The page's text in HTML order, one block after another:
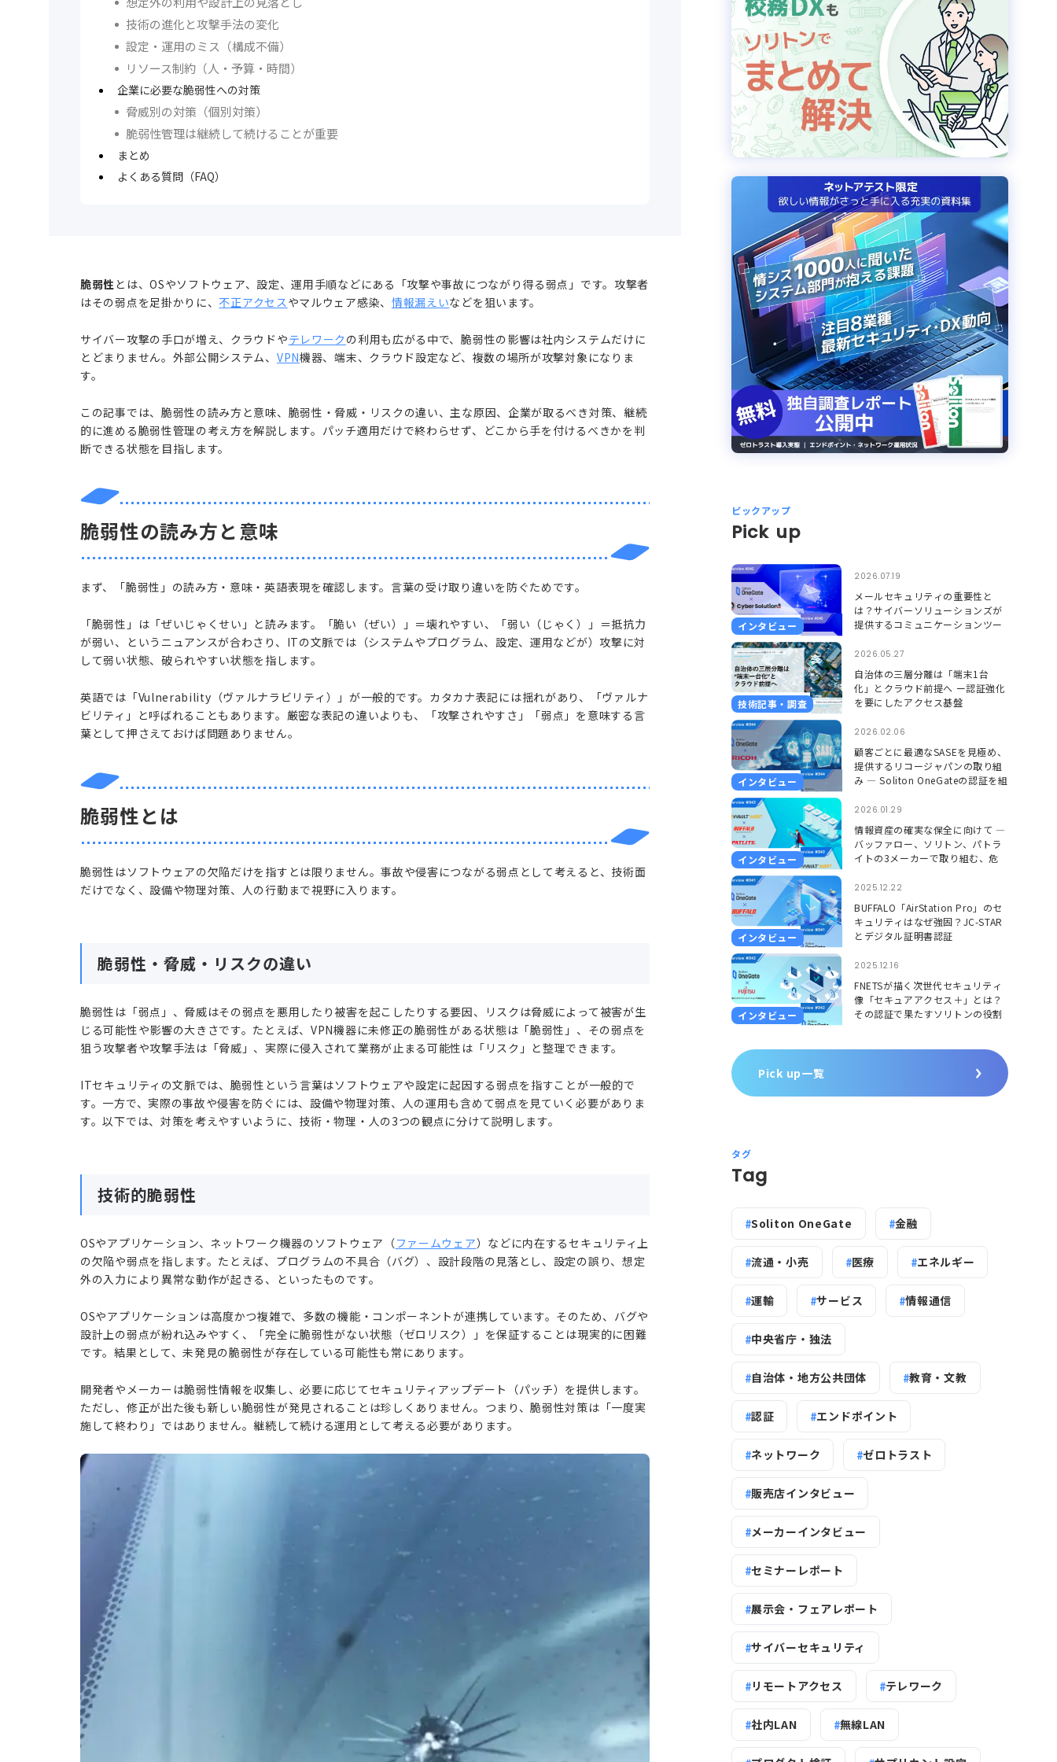
技術の進化と攻撃手法の変化
設定・運用のミス（構成不備）
リソース制約（人・予算・時間）
企業に必要な脆弱性への対策
脅威別の対策（個別対策）
脆弱性管理は継続して続けることが重要
まとめ
よくある質問（FAQ）
脆弱性とは、OSやソフトウェア、設定、運用手順などにある「攻撃や事故につながり得る弱点」です。攻撃者
はその弱点を足掛かりに、不正アクセスやマルウェア感染、 情報漏えいなどを狙います。
サイバー攻撃の手口が増え、クラウドやテレワーク の利用も広がる中で、脆弱性の影響は社内システムだけに
とどまりません。外部公開システム、 VPN機器、端末、クラウド設定など、複数の場所が攻撃対象になりま
す。
この記事では、脆弱性の読み方と意味、脆弱性・脅威・リスクの違い、主な原因、企業が取るべき対策、継続
的に進める脆弱性管理の考え方を解説します。パッチ適用だけで終わらせず、どこから手を付けるべきかを判
断できる状態を目指します。
脆弱性の読み方と意味
まず、「脆弱性」の読み方・意味・英語表現を確認します。言葉の受け取り違いを防ぐためです。
「脆弱性」は「ぜいじゃくせい」と読みます。「脆い（ぜい）」＝壊れやすい、「弱い（じゃく）」＝抵抗力
が弱い、というニュアンスが合わさり、ITの文脈では（システムやプログラム、設定、運用などが）攻撃に対
して弱い状態、破られやすい状態を指します。
英語では「Vulnerability（ヴァルナラビリティ）」が一般的です。カタカナ表記には揺れがあり、「ヴァルナ
ビリティ」と呼ばれることもあります。厳密な表記の違いよりも、「攻撃されやすさ」「弱点」を意味する言
葉として押さえておけば問題ありません。
脆弱性とは
脆弱性はソフトウェアの欠陥だけを指すとは限りません。事故や侵害につながる弱点として考えると、技術面
だけでなく、設備や物理対策、人の行動まで視野に入ります。
脆弱性・脅威・リスクの違い
脆弱性は「弱点」、脅威はその弱点を悪用したり被害を起こしたりする要因、リスクは脅威によって被害が生
じる可能性や影響の大きさです。たとえば、VPN機器に未修正の脆弱性がある状態は「脆弱性」、その弱点を
狙う攻撃者や攻撃手法は「脅威」、実際に侵入されて業務が止まる可能性は「リスク」と整理できます。
ITセキュリティの文脈では、脆弱性という言葉はソフトウェアや設定に起因する弱点を指すことが一般的で
す。一方で、実際の事故や侵害を防ぐには、設備や物理対策、人の運用も含めて弱点を見ていく必要がありま
す。以下では、対策を考えやすいように、技術・物理・人の3つの観点に分けて説明します。
技術的脆弱性
OSやアプリケーション、ネットワーク機器のソフトウェア（ファームウェア）などに内在するセキュリティ上
の欠陥や弱点を指します。たとえば、プログラムの不具合（バグ）、設計段階の見落とし、設定の誤り、想定
外の入力により異常な動作が起きる、といったものです。
OSやアプリケーションは高度かつ複雑で、多数の機能・コンポーネントが連携しています。そのため、バグや
設計上の弱点が紛れ込みやすく、「完全に脆弱性がない状態（ゼロリスク）」を保証することは現実的に困難
です。結果として、未発見の脆弱性が存在している可能性も常にあります。
開発者やメーカーは脆弱性情報を収集し、必要に応じてセキュリティアップデート（パッチ）を提供します。
ただし、修正が出た後も新しい脆弱性が発見されることは珍しくありません。つまり、脆弱性対策は「一度実
施して終わり」ではありません。継続して続ける運用として考える必要があります。
ピックアップ
Pick up
インタビュー
2026.07.19
メールセキュリティの重要性と
は？サイバーソリューションズが
提供するコミュニケーションツー
Soliton OneGate
技術記事・調査
2026.05.27
自治体の三層分離は「端末1台
化」とクラウド前提へ ー認証強化
を要にしたアクセス基盤
インタビュー
2026.02.06
顧客ごとに最適なSASEを見極め、
提供するリコージャパンの取り組
み ― Soliton OneGateの認証を組
境に ―
インタビュー
2026.01.29
情報資産の確実な保全に向けて ―
バッファロー、ソリトン、パトラ
イトの3メーカーで取り組む、危
捉えるソリューション ―
インタビュー
2025.12.22
BUFFALO「AirStation Pro」のセ
キュリティはなぜ強固？JC-STAR
とデジタル証明書認証
インタビュー
2025.12.16
FNETSが描く次世代セキュリティ
像「セキュアアクセス＋」とは？
その認証で果たすソリトンの役割
Pick up一覧
タグ
Tag
Soliton OneGate 金融
流通・小売 医療 エネルギー
運輸 サービス 情報通信
中央省庁・独法
自治体・地方公共団体 教育・文教
認証 エンドポイント
ネットワーク ゼロトラスト
販売店インタビュー
メーカーインタビュー
セミナーレポート
展示会・フェアレポート
サイバーセキュリティ
リモートアクセス テレワーク
社内LAN 無線LAN